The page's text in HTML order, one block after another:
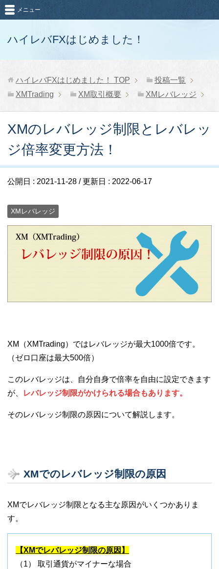
ハイレバFXはじめました！
メニュー
ハイレバFXはじめました！ TOP
投稿一覧
XMTrading
XM取引概要 XMレバレッジ
XMのレバレッジ制限とレバレッ
ジ倍率変更方法！
公開日 : 2021-11-28 / 更新日 : 2022-06-17
XMレバレッジ
XM（XMTrading）ではレバレッジが最大1000倍です。
（ゼロ口座は最大500倍）
このレバレッジは、自分自身で倍率を自由に設定できます
が、
レバレッジ制限がかけられる場合もあります。
そのレバレッジ制限の原因について解説します。
XMでのレバレッジ制限の原因
XMでレバレッジ制限となる主な原因がいくつかありま
す。
【XMでレバレッジ制限の原因】
（1） 取引通貨がマイナーな場合